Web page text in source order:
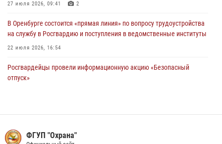
23 июля 2026, 12:07
27 июля 2026, 09:41 2
В Оренбурге состоится «прямая линия» по вопросу трудоустройства
на службу в Росгвардию и поступления в ведомственные институты
22 июля 2026, 16:54
Росгвардейцы провели информационную акцию «Безопасный
отпуск»
11 июля 2026, 15:05
ФГУП "Охрана"